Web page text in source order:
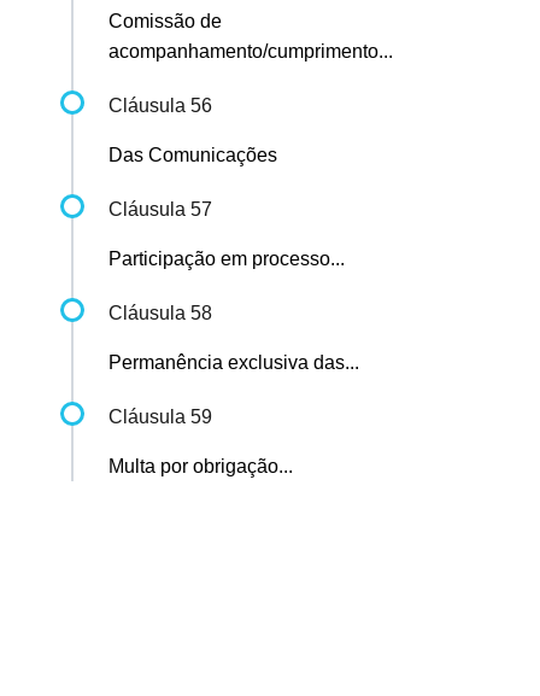
Comissão de
acompanhamento/cumprimento...
Cláusula 56
Das Comunicações
Cláusula 57
Participação em processo...
Cláusula 58
Permanência exclusiva das...
Cláusula 59
Multa por obrigação...